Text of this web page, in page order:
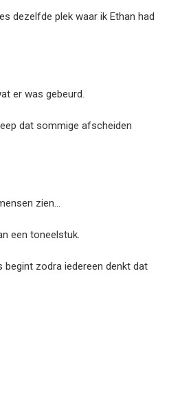
dezelfde plek waar ik Ethan had
er was gebeurd.
dat sommige afscheiden
zien…
een toneelstuk.
begint zodra iedereen denkt dat